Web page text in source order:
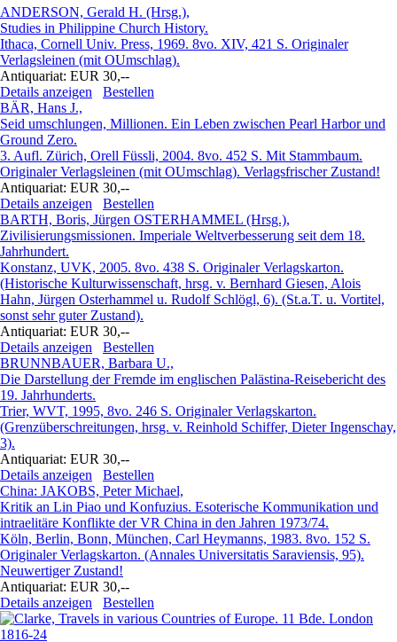
ANDERSON, Gerald H. (Hrsg.),
Studies in Philippine Church History.
Ithaca, Cornell Univ. Press, 1969. 8vo. XIV, 421 S. Originaler
Verlagsleinen (mit OUmschlag).
Antiquariat: EUR 30,--
Details anzeigen
Bestellen
BÄR, Hans J.,
Seid umschlungen, Millionen. Ein Leben zwischen Pearl Harbor und
Ground Zero.
3. Aufl. Zürich, Orell Füssli, 2004. 8vo. 452 S. Mit Stammbaum.
Originaler Verlagsleinen (mit OUmschlag). Verlagsfrischer Zustand!
Antiquariat: EUR 30,--
Details anzeigen
Bestellen
BARTH, Boris, Jürgen OSTERHAMMEL (Hrsg.),
Zivilisierungsmissionen. Imperiale Weltverbesserung seit dem 18.
Jahrhundert.
Konstanz, UVK, 2005. 8vo. 438 S. Originaler Verlagskarton.
(Historische Kulturwissenschaft, hrsg. v. Bernhard Giesen, Alois
Hahn, Jürgen Osterhammel u. Rudolf Schlögl, 6). (St.a.T. u. Vortitel,
sonst sehr guter Zustand).
Antiquariat: EUR 30,--
Details anzeigen
Bestellen
BRUNNBAUER, Barbara U.,
Die Darstellung der Fremde im englischen Palästina-Reisebericht des
19. Jahrhunderts.
Trier, WVT, 1995, 8vo. 246 S. Originaler Verlagskarton.
(Grenzüberschreitungen, hrsg. v. Reinhold Schiffer, Dieter Ingenschay,
3).
Antiquariat: EUR 30,--
Details anzeigen
Bestellen
China: JAKOBS, Peter Michael,
Kritik an Lin Piao und Konfuzius. Esoterische Kommunikation und
intraelitäre Konflikte der VR China in den Jahren 1973/74.
Köln, Berlin, Bonn, München, Carl Heymanns, 1983. 8vo. 152 S.
Originaler Verlagskarton. (Annales Universitatis Saraviensis, 95).
Neuwertiger Zustand!
Antiquariat: EUR 30,--
Details anzeigen
Bestellen